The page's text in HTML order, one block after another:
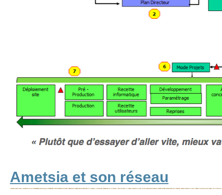
Ametsia et son réseau